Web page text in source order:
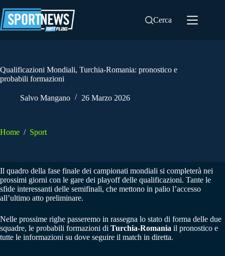
al
contenuto
Cerca
Qualificazioni Mondiali, Turchia-Romania: pronostico e
probabili formazioni
Salvo Mangano 26 Marzo 2026
Home / Sport
Il quadro della fase finale dei campionati mondiali si completerà nei
prossimi giorni con le gare dei playoff delle qualificazioni. Tante le
sfide interessanti delle semifinali, che mettono in palio l’accesso
all’ultimo atto preliminare.
Nelle prossime righe passeremo in rassegna lo stato di forma delle due
squadre, le probabili formazioni di Turchia-Romania il pronostico e
tutte le informazioni su dove seguire il match in diretta.